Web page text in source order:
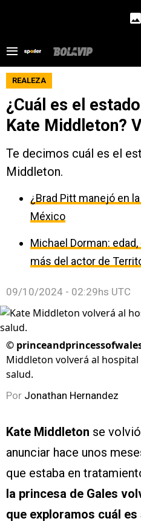
REALEZA
¿Cuál es el
Kate Middleton?
Te decimos cuál es el
Middleton.
¿Brad Pitt manejó en
México
Michael Dorman:
más del actor de
09/10/2024 - 02:29hs UTC
©
Middleton volverá al
salud.
Por Jonathan Hernandez
Kate Middleton se
anunciar hace unos
que estaba en
la princesa de Gales
que exploramos cuál